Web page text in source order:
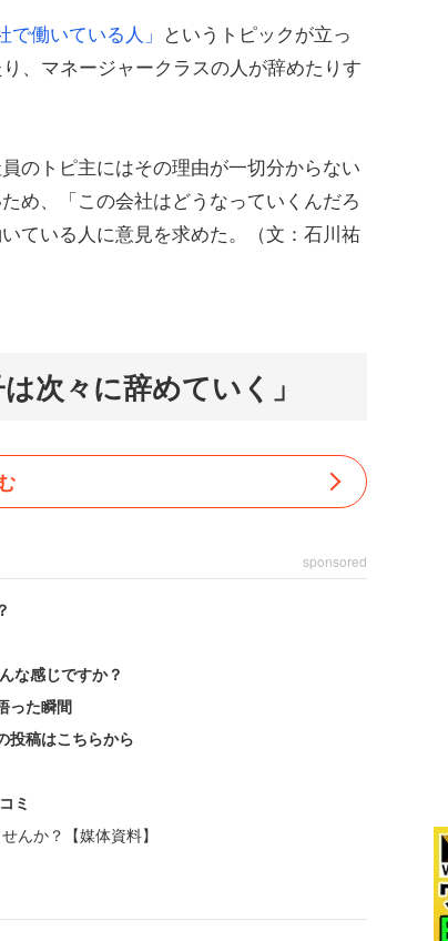
で働いている人」 というトピックが立っ
、マネージャークラスの人が辞めたりす
のトピ主にはその理由が一切分からない
め、「この会社はどうなっていくんだろ
ている人に意見を求めた。（文：石川祐
次々に辞めていく」
る人って少ないんだよ」という指摘も。
sponsored
な感じですか？
った瞬間
投稿はこちらから
ミ
んか？【媒体資料】